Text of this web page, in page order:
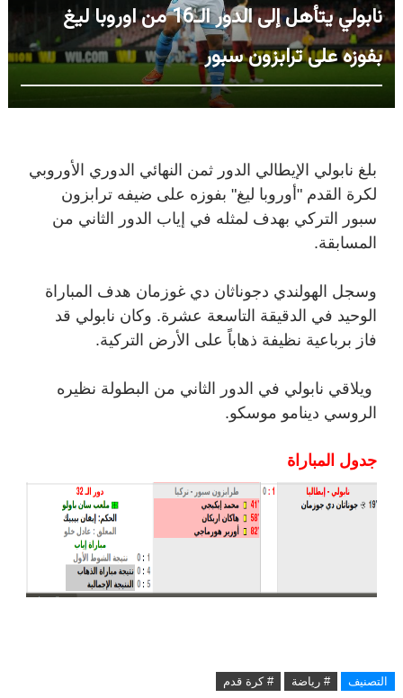
نابولي يتأهل إلى الدور الـ16 من اوروبا ليغ
بفوزه على ترابزون سبور
بلغ نابولي الإيطالي الدور ثمن النهائي الدوري الأوروبي
لكرة القدم "أوروبا ليغ" بفوزه على ضيفه ترابزون
سبور التركي بهدف لمثله في إياب الدور الثاني من
المسابقة.
وسجل الهولندي دجوناثان دي غوزمان هدف المباراة
الوحيد في الدقيقة التاسعة عشرة. وكان نابولي قد
فاز برباعية نظيفة ذهاباً على الأرض التركية.
ويلاقي نابولي في الدور الثاني من البطولة نظيره
الروسي دينامو موسكو.
جدول المباراة
التصنيف # رياضة # كرة قدم